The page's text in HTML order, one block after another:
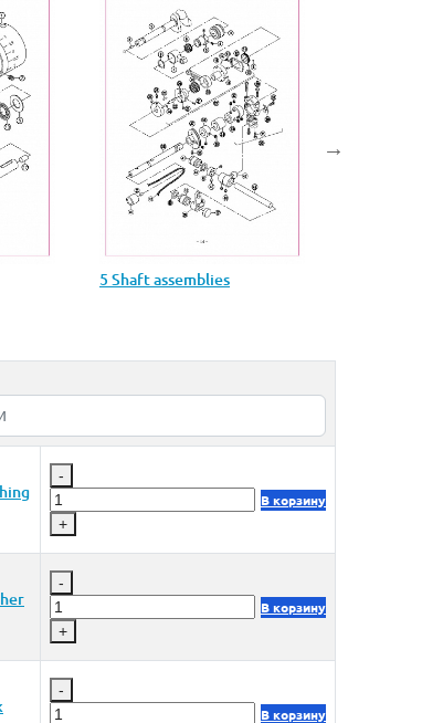
5 Shaft assemblies
-
+
В корзину
-
+
В корзину
-
В корзину